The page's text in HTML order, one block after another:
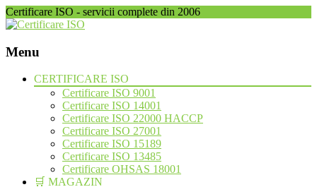
Certificare ISO - servicii complete din 2006
Menu
Skip
CERTIFICARE ISO
Certificare ISO 9001
Certificare ISO 14001
Certificare ISO 22000 HACCP
Certificare ISO 27001
Certificare ISO 15189
Certificare ISO 13485
Certificare OHSAS 18001
🛒 MAGAZIN